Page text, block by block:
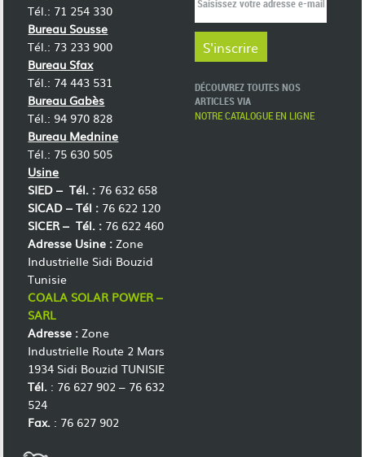
Tél.: 71 254 330
Bureau Sousse
Tél.: 73 233 900
Bureau Sfax
Tél.: 74 443 531
Bureau Gabès
Tél.: 94 970 828
Bureau Mednine
Tél.: 75 630 505
Usine
SIED – Tél. : 76 632 658
SICAD –Tél : 76 622 120
SICER – Tél. : 76 622 460
Adresse Usine : Zone
Industrielle Sidi Bouzid
Tunisie
COALA SOLAR POWER –
SARL
Adresse :Zone
Industrielle Route 2 Mars
1934 Sidi Bouzid TUNISIE
Tél. : 76 627 902 – 76 632
524
Fax. : 76 627 902
DÉCOUVREZ TOUTES NOS
ARTICLES VIA
NOTRE CATALOGUE EN LIGNE